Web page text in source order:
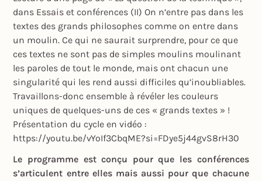
dans Essais et conférences (II) On n’entre pas dans les
textes des grands philosophes comme on entre dans
un moulin. Ce qui ne saurait surprendre, pour ce que
ces textes ne sont pas de simples moulins moulinant
les paroles de tout le monde, mais ont chacun une
singularité qui les rend aussi difficiles qu’inoubliables.
Travaillons-donc ensemble à révéler les couleurs
uniques de quelques-uns de ces « grands textes » !
Présentation du cycle en vidéo :
https://youtu.be/vYoIf3CbqME?si=FDye5j44gvS8rH30
Le programme est conçu pour que les conférences
s’articulent entre elles mais aussi pour que chacune